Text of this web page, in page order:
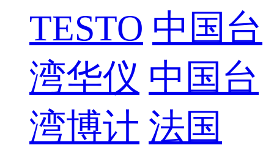
TESTO 中国台
湾华仪 中国台
湾博计 法国